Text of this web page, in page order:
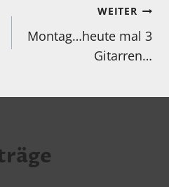
WEITER
Montag…heute mal 3
Gitarren…